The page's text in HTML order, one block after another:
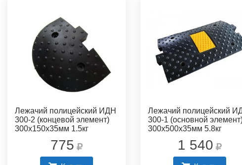
Лежачий полицейский ИДН
300-2 (концевой элемент)
300х150х35мм 1.5кг
775
Лежачий полицейский
300-1 (основной
300х500х35мм 5.8кг
1 540